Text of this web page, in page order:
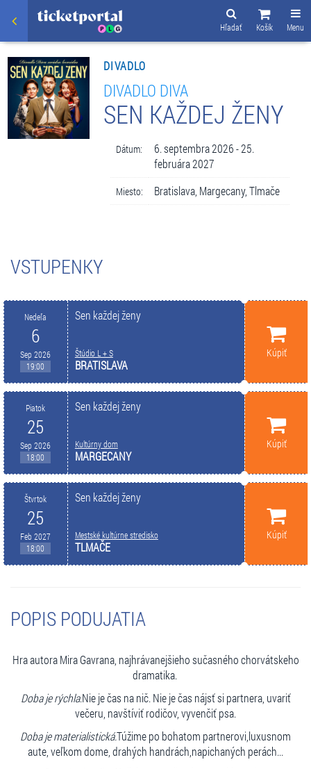
Menu
Košík
Hľadať
DIVADLO
DIVADLO DIVA
SEN KAŽDEJ ŽENY
Dátum:
6. septembra 2026 - 25.
februára 2027
Miesto: Bratislava, Margecany, Tlmače
VSTUPENKY
Nedeľa
6
Sep 2026
19:00
Sen každej ženy
Štúdio L + S
BRATISLAVA
Kúpiť
Piatok
25
Sep 2026
18:00
Sen každej ženy
Kultúrny dom
MARGECANY
Kúpiť
Štvrtok
25
Feb 2027
18:00
Sen každej ženy
Mestské kultúrne stredisko
TLMAČE
Kúpiť
POPIS PODUJATIA
Hra autora Mira Gavrana, najhrávanejšieho sučasného chorvátskeho
dramatika.
Doba je rýchla.Nie je čas na nič. Nie je čas nájsť si partnera, uvariť
večeru, navštíviť rodičov, vyvenčiť psa.
Doba je materialistická.Túžime po bohatom partnerovi,luxusnom
aute, veľkom dome, drahých handrách,napichaných perách...